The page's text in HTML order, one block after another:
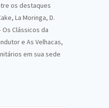
os destaques
La Moringa, D.
Os Clássicos da
e As Velhacas,
em sua sede